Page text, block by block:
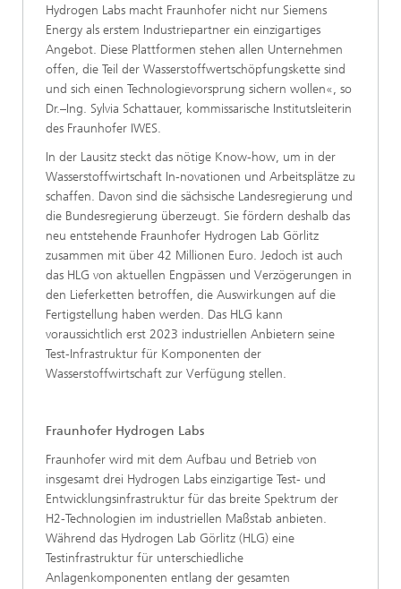
Hydrogen Labs macht Fraunhofer nicht nur Siemens
Energy als erstem Industriepartner ein einzigartiges
Angebot. Diese Plattformen stehen allen Unternehmen
offen, die Teil der Wasserstoffwertschöpfungskette sind
und sich einen Technologievorsprung sichern wollen«, so
Dr.–Ing. Sylvia Schattauer, kommissarische Institutsleiterin
des Fraunhofer IWES.
In der Lausitz steckt das nötige Know-how, um in der
Wasserstoffwirtschaft In-novationen und Arbeitsplätze zu
schaffen. Davon sind die sächsische Landesregierung und
die Bundesregierung überzeugt. Sie fördern deshalb das
neu entstehende Fraunhofer Hydrogen Lab Görlitz
zusammen mit über 42 Millionen Euro. Jedoch ist auch
das HLG von aktuellen Engpässen und Verzögerungen in
den Lieferketten betroffen, die Auswirkungen auf die
Fertigstellung haben werden. Das HLG kann
voraussichtlich erst 2023 industriellen Anbietern seine
Test-Infrastruktur für Komponenten der
Wasserstoffwirtschaft zur Verfügung stellen.
Fraunhofer Hydrogen Labs
Fraunhofer wird mit dem Aufbau und Betrieb von
insgesamt drei Hydrogen Labs einzigartige Test- und
Entwicklungsinfrastruktur für das breite Spektrum der
H2-Technologien im industriellen Maßstab anbieten.
Während das Hydrogen Lab Görlitz (HLG) eine
Testinfrastruktur für unterschiedliche
Anlagenkomponenten entlang der gesamten